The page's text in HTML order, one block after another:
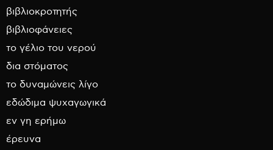
βιβλιοκροτητής
βιβλιοφάνειες
το γέλιο του νερού
δια στόματος
το δυναμώνεις λίγο
εδώδιμα ψυχαγωγικά
εν γη ερήμω
έρευνα